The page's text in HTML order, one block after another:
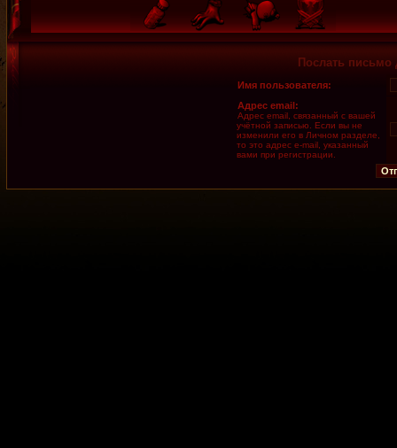
Послать письмо
Имя пользователя:
Адрес email:
Адрес email, связанный с вашей
учётной записью. Если вы не
изменили его в Личном разделе,
то это адрес e-mail, указанный
вами при регистрации.